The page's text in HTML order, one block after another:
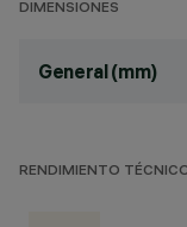
DIMENSIONES
General (mm)
RENDIMIENTO